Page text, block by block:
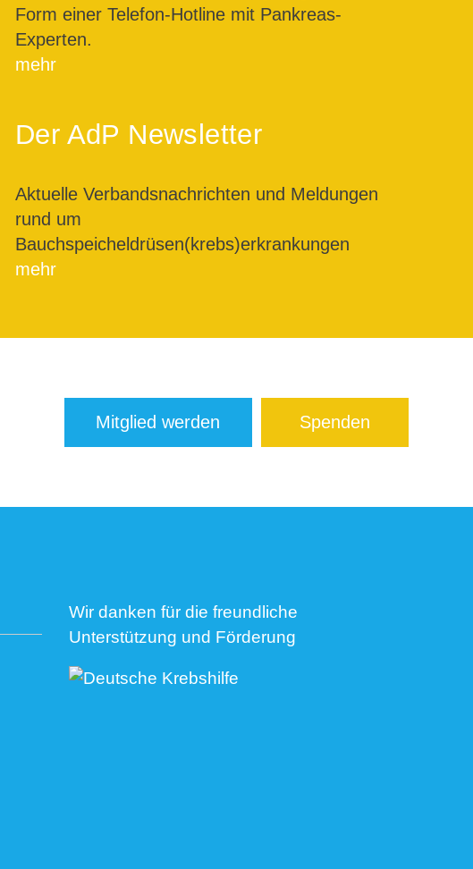
Form einer Telefon-Hotline mit Pankreas-
Experten.
mehr
Der AdP Newsletter
Aktuelle Verbandsnachrichten und Meldungen
rund um
Bauchspeicheldrüsen(krebs)erkrankungen
mehr
Mitglied werden Spenden
Wir danken für die freundliche
Unterstützung und Förderung